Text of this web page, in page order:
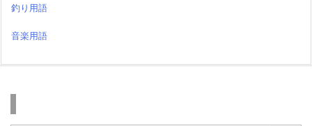
釣り用語
音楽用語